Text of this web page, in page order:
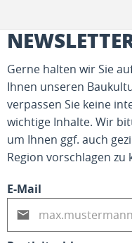
Gerne halten wir Sie
Ihnen unseren
verpassen Sie keine
wichtige Inhalte. Wir
um Ihnen ggf. auch
Region vorschlagen zu
E-Mail